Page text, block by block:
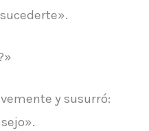
y susurró: